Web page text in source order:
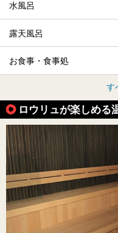
水風呂
露天風呂
お食事・食事処
す
ロウリュが楽しめる